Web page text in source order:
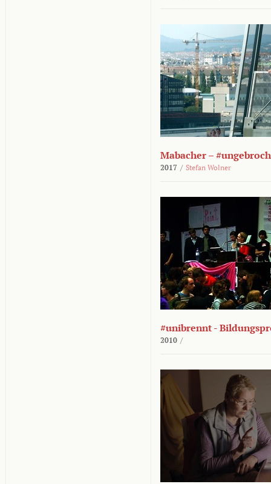
Mabacher –
2017 / Stefan Wolner
#unibrennt -
2010 /